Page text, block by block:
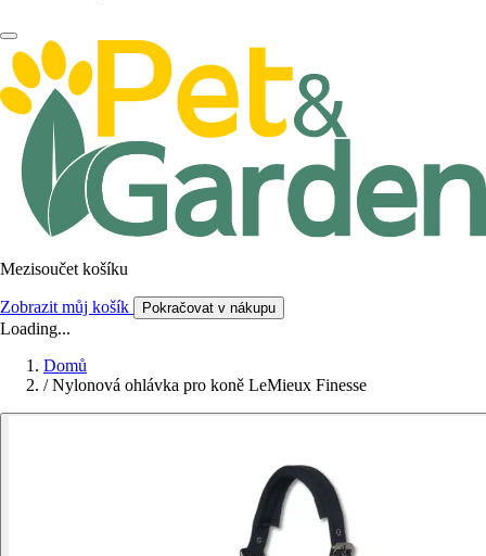
Mezisoučet košíku
Zobrazit můj košík Pokračovat v nákupu
Loading...
Domů
/ Nylonová ohlávka pro koně LeMieux Finesse